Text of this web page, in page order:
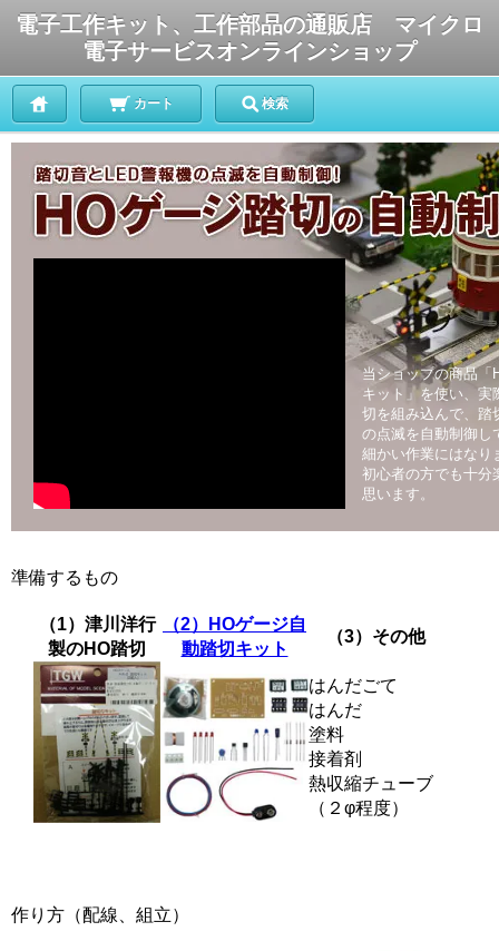
電子工作キット、工作部品の通販店 マイクロ
電子サービスオンラインショップ
カート 検索
当ショップの商品「
キット」を使い、実
切を組み込んで、踏
の点滅を自動制御し
細かい作業にはなり
初心者の方でも十分
思います。
準備するもの
（1）津川洋行
製のHO踏切
（2）HOゲージ自
動踏切キット
（3）その他
はんだごて
はんだ
塗料
接着剤
熱収縮チューブ
（２φ程度）
作り方（配線、組立）